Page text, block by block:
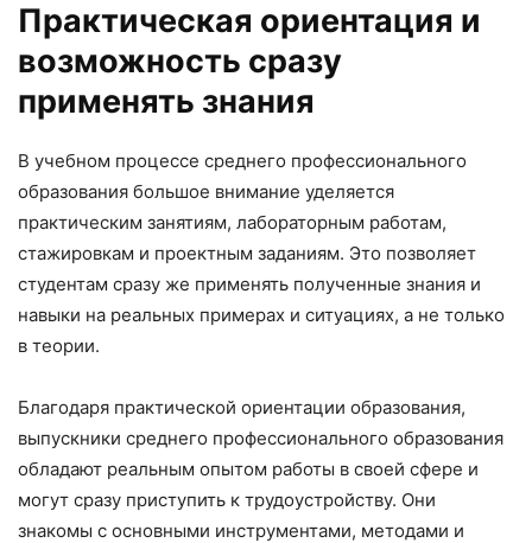
Практическая ориентация и
возможность сразу
применять знания
В учебном процессе среднего профессионального
образования большое внимание уделяется
практическим занятиям, лабораторным работам,
стажировкам и проектным заданиям. Это позволяет
студентам сразу же применять полученные знания и
навыки на реальных примерах и ситуациях, а не только
в теории.
Благодаря практической ориентации образования,
выпускники среднего профессионального образования
обладают реальным опытом работы в своей сфере и
могут сразу приступить к трудоустройству. Они
знакомы с основными инструментами, методами и